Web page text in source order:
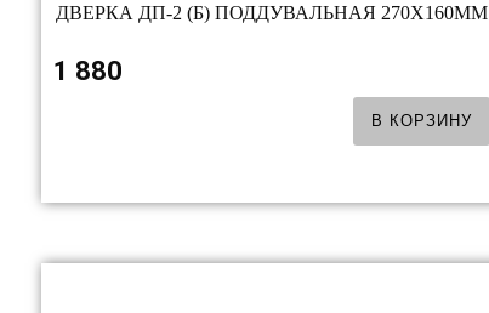
ДВЕРКА ДП-2 (Б) ПОДДУВАЛЬНАЯ 270Х160ММ
1 880
В КОРЗИНУ